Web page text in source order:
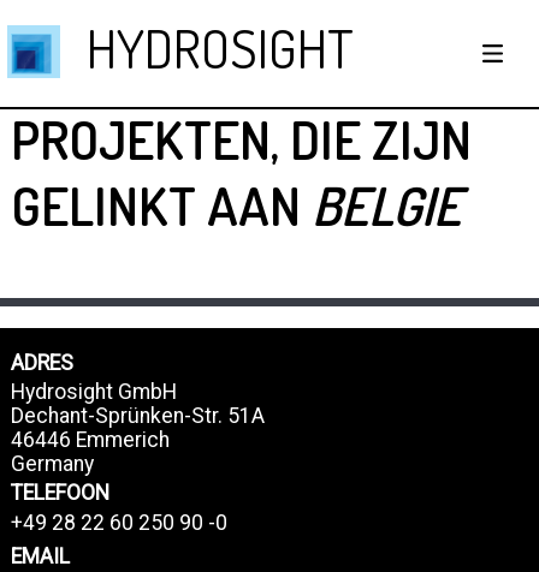
HYDROSIGHT
PROJEKTEN, DIE ZIJN
GELINKT AAN BELGIE
ADRES
Hydrosight GmbH
Dechant-Sprünken-Str. 51A
46446 Emmerich
Germany
TELEFOON
+49 28 22 60 250 90 -0
EMAIL